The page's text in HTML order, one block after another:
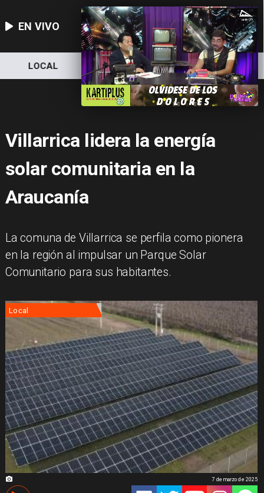
EN VIVO
LOCAL NACIONAL DEPORTES
Villarrica lidera la energía
solar comunitaria en la
Araucanía
La comuna de Villarrica se perfila como pionera
en la región al impulsar un Parque Solar
Comunitario para sus habitantes.
Local
7 de marzo de 2025